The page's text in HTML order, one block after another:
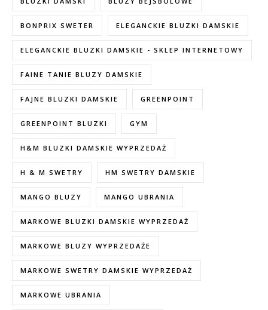
BONPRIX SWETER ELEGANCKIE BLUZKI DAMSKIE
ELEGANCKIE BLUZKI DAMSKIE - SKLEP INTERNETOWY
FAINE TANIE BLUZY DAMSKIE
FAJNE BLUZKI DAMSKIE GREENPOINT
GREENPOINT BLUZKI GYM
H&M BLUZKI DAMSKIE WYPRZEDAŻ
H & M SWETRY HM SWETRY DAMSKIE
MANGO BLUZY MANGO UBRANIA
MARKOWE BLUZKI DAMSKIE WYPRZEDAŻ
MARKOWE BLUZY WYPRZEDAŻE
MARKOWE SWETRY DAMSKIE WYPRZEDAŻ
MARKOWE UBRANIA